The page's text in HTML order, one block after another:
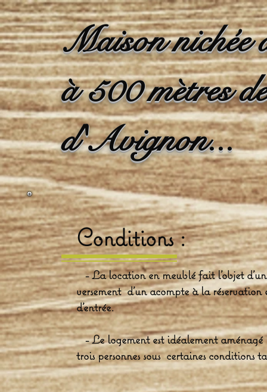
Conditions :
- La location en meublé fait l'objet d'un
versement d'un acompte à la
d'entrée.
- Le logement est idéalement aménagé
trois personnes sous certaines conditions
Maison nichée
à 500 mètres
d'Avignon...